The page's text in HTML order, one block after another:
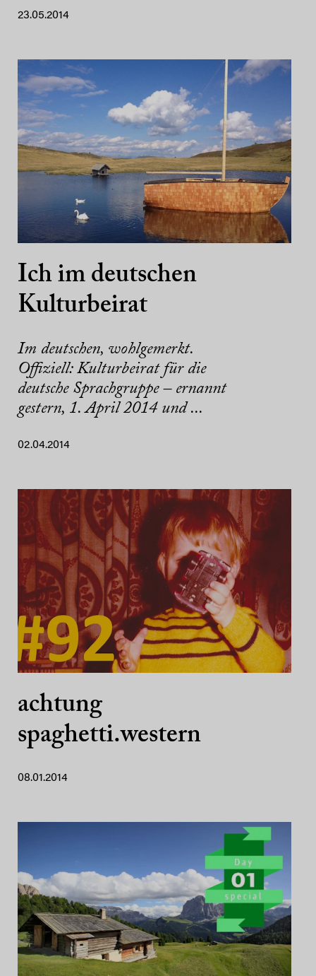
23.05.2014
Ich im deutschen
Kulturbeirat
Im deutschen, wohlgemerkt.
Offiziell: Kulturbeirat für die
deutsche Sprachgruppe – ernannt
gestern, 1. April 2014 und ...
02.04.2014
achtung
spaghetti.western
08.01.2014